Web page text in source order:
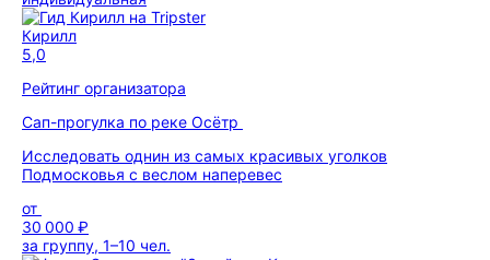
Кирилл
5,0
Рейтинг организатора
Сап-прогулка по реке Осётр
Исследовать однин из самых красивых уголков
Подмосковья с веслом наперевес
от
30 000 ₽
за группу, 1–10 чел.